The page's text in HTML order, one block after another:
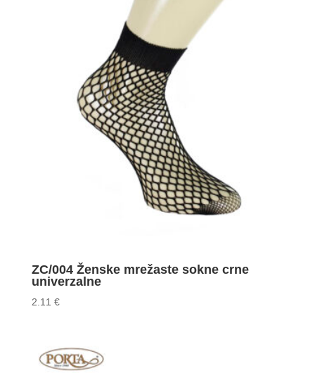
ZC/004 Ženske mrežaste sokne crne
univerzalne
2.11 €